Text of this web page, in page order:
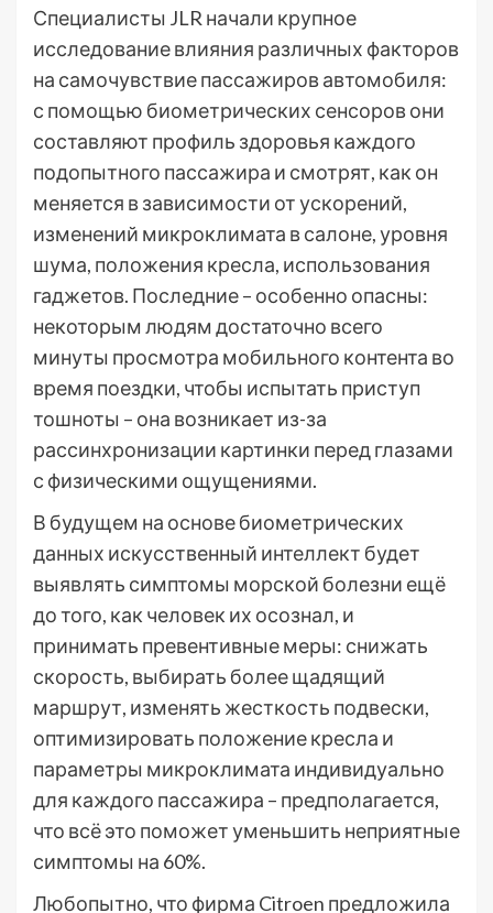
Специалисты JLR начали крупное
исследование влияния различных факторов
на самочувствие пассажиров автомобиля:
с помощью биометрических сенсоров они
составляют профиль здоровья каждого
подопытного пассажира и смотрят, как он
меняется в зависимости от ускорений,
изменений микроклимата в салоне, уровня
шума, положения кресла, использования
гаджетов. Последние – особенно опасны:
некоторым людям достаточно всего
минуты просмотра мобильного контента во
время поездки, чтобы испытать приступ
тошноты – она возникает из-за
рассинхронизации картинки перед глазами
с физическими ощущениями.
В будущем на основе биометрических
данных искусственный интеллект будет
выявлять симптомы морской болезни ещё
до того, как человек их осознал, и
принимать превентивные меры: снижать
скорость, выбирать более щадящий
маршрут, изменять жесткость подвески,
оптимизировать положение кресла и
параметры микроклимата индивидуально
для каждого пассажира – предполагается,
что всё это поможет уменьшить неприятные
симптомы на 60%.
Любопытно, что фирма Citroen предложила